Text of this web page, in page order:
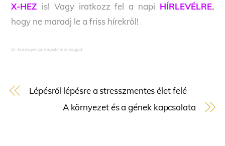
X-HEZ is! Vagy iratkozz fel a napi HÍRLEVÉLRE,
hogy ne maradj le a friss hírekről!
Dr. Joe Dispenza: Engedd el önmagad
Lépésről lépésre a stresszmentes élet felé
A környezet és a gének kapcsolata